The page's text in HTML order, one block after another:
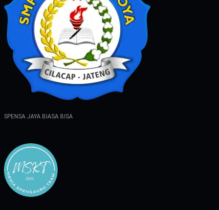
SPENSA JAYA BIASA BISA